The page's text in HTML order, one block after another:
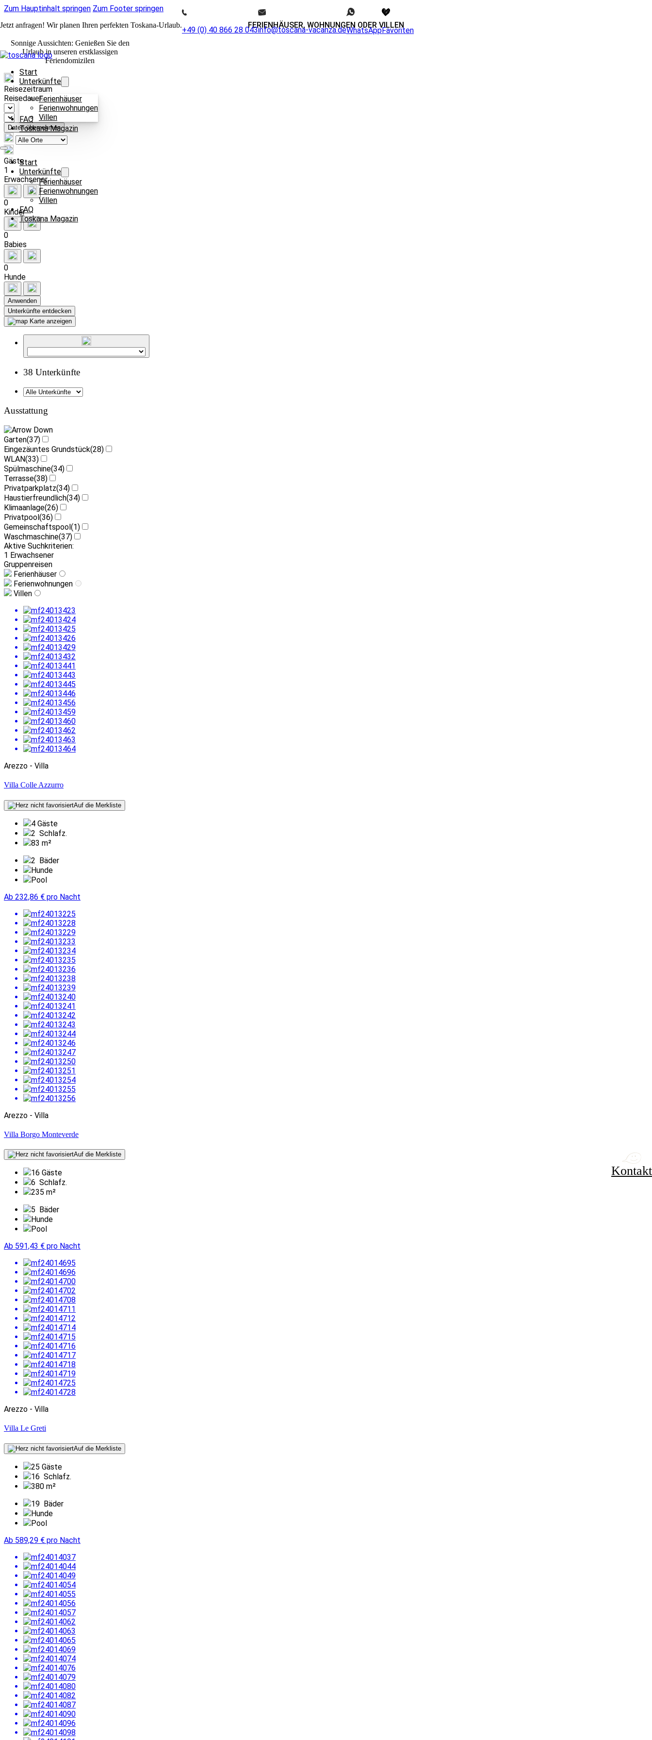
Zum Hauptinhalt springen Zum Footer springen
Jetzt anfragen! Wir planen Ihren perfekten Toskana-Urlaub.
+49 (0) 40 866 28 043info@toscana-vacanza.deWhatsAppFavoriten
Start
Unterkünfte
Ferienhäuser
Ferienwohnungen
Villen
FAQ
Toskana Magazin
Start
Unterkünfte
Ferienhäuser
Ferienwohnungen
Villen
FAQ
Toskana Magazin
Kontakt
FERIENHÄUSER, WOHNUNGEN ODER VILLEN
Sonnige Aussichten: Genießen Sie den
Urlaub in unseren erstklassigen
Feriendomizilen
Reisezeitraum
Reisedauer:
Daten übernehmen
Gäste
1
Erwachsener
0
Kinder
0
Babies
0
Hunde
Anwenden
Karte anzeigen
38 Unterkünfte
Ausstattung
Garten(37)
Eingezäuntes Grundstück(28)
WLAN(33)
Spülmaschine(34)
Terrasse(38)
Privatparkplatz(34)
Haustierfreundlich(34)
Klimaanlage(26)
Privatpool(36)
Gemeinschaftspool(1)
Waschmaschine(37)
Aktive Suchkriterien:
1 Erwachsener
Gruppenreisen
Ferienhäuser
Ferienwohnungen
Villen
Arezzo - Villa
Villa Colle Azzurro
Auf die Merkliste
4 Gäste
2 Schlafz.
83 m²
2 Bäder
Hunde
Pool
Ab 232,86 € pro Nacht
Arezzo - Villa
Villa Borgo Monteverde
Auf die Merkliste
16 Gäste
6 Schlafz.
235 m²
5 Bäder
Hunde
Pool
Ab 591,43 € pro Nacht
Arezzo - Villa
Villa Le Greti
Auf die Merkliste
25 Gäste
16 Schlafz.
380 m²
19 Bäder
Hunde
Pool
Ab 589,29 € pro Nacht